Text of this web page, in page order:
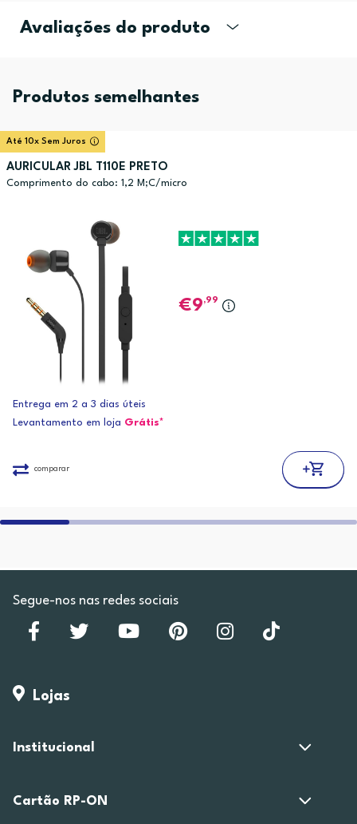
Avaliações do produto
Produtos semelhantes
Até 10x Sem Juros
AURICULAR JBL T110E PRETO
Comprimento do cabo: 1,2 M;C/micro
9,99
Entrega em 2 a 3 dias úteis
Levantamento em loja Grátis*
comparar
Segue-nos nas redes sociais
Lojas
Institucional
Cartão RP-ON